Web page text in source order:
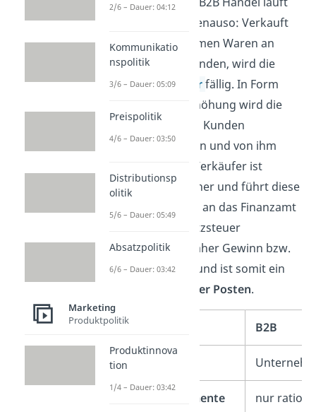
das in etwa genauso: Verkauft
ein Unternehmen Waren an
einen Großkunden, wird die
Umsatzsteuerfällig. In Form
einer Preiserhöhung wird die
Steuer an den Kunden
weitergegeben und von ihm
bezahlt. Der Verkäufer ist
Steuerschuldner und führt diese
in voller Höhe an das Finanzamt
Die Umsatzsteuer
beeinflusst daher Gewinn bzw.
Verlust nicht und ist somit ein
durchlaufender Posten.
B2B
Zielgruppe
Verkaufsargumente nur
2/6 – Dauer: 04:12
Kommunikatio
nspolitik
3/6 – Dauer: 05:09
Preispolitik
4/6 – Dauer: 03:50
Distributionsp
olitik
5/6 – Dauer: 05:49
Absatzpolitik
6/6 – Dauer: 03:42
Marketing
Produktpolitik
Produktinnova
tion
1/4 – Dauer: 03:42